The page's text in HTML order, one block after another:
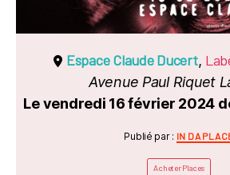
Espace Claude Ducert,
Avenue Paul Riquet
Le vendredi 16 février 2024
Publié par : IN DA
Acheter Places